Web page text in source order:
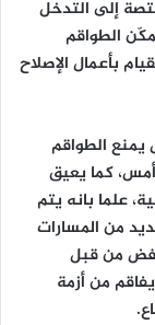
إلى التدخل
الطواقم
بأعمال الإصلاح
يمنع الطواقم
كما يعيق
علما بانه يتم
من المسارات
من قبل
من أزمة